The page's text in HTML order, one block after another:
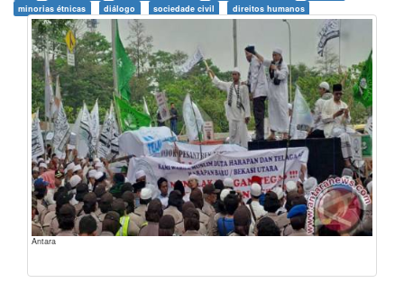
minorias étnicas
diálogo sociedade civil direitos humanos
Antara